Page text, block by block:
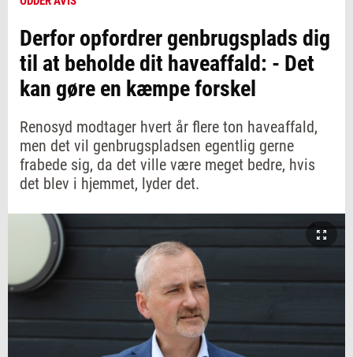
Derfor opfordrer genbrugsplads dig
til at beholde dit haveaffald: - Det
kan gøre en kæmpe forskel
Renosyd modtager hvert år flere ton haveaffald,
men det vil genbrugspladsen egentlig gerne
frabede sig, da det ville være meget bedre, hvis
det blev i hjemmet, lyder det.